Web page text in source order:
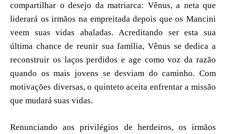
compartilhar o desejo da matriarca: Vênus, a neta que
liderará os irmãos na empreitada depois que os Mancini
veem suas vidas abaladas. Acreditando ser esta sua
última chance de reunir sua família, Vênus se dedica a
reconstruir os laços perdidos e age como voz da razão
quando os mais jovens se desviam do caminho. Com
motivações diversas, o quinteto aceita enfrentar a missão
que mudará suas vidas.
Renunciando aos privilégios de herdeiros, os irmãos